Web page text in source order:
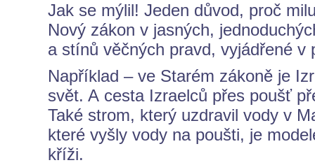
Jak se mýlil! Jeden důvod, proč
Nový zákon v jasných,
a stínů věčných pravd, vyjádřené
Například – ve Starém zákoně je
svět. A cesta Izraelců přes poušť
Také strom, který uzdravil vody v
které vyšly vody na poušti, je
kříži.